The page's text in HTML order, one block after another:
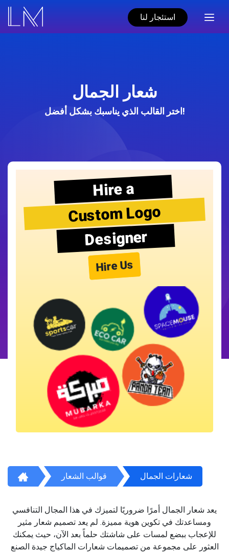
استئجار لنا
شعار الجمال
اختر القالب الذي يناسبك بشكل أفضل!
Hire a
Custom Logo
Designer
Hire Us
قوالب الشعار شعارات الجمال
يعد شعار الجمال أمرًا ضروريًا لتميزك في هذا المجال التنافسي
ومساعدتك في تكوين هوية مميزة. لم يعد تصميم شعار مثير
للإعجاب ببضع لمسات على شاشتك حلماً بعد الآن، حيث يمكنك
العثور على مجموعة من تصميمات شعارات الماكياج جيدة الصنع